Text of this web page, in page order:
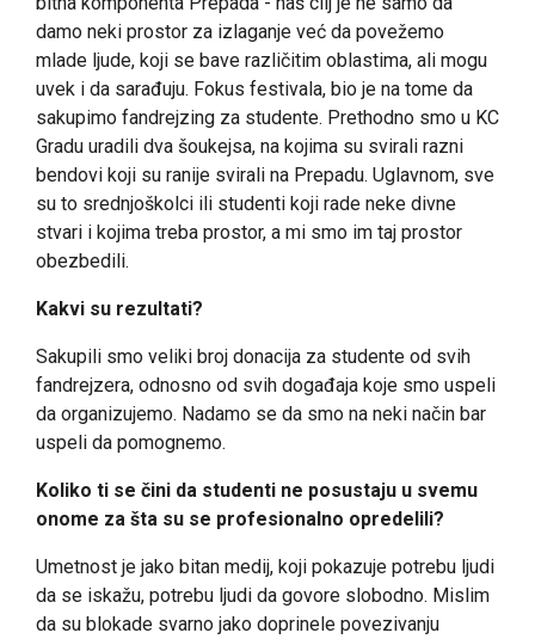
damo neki prostor za izlaganje već da povežemo
mlade ljude, koji se bave različitim oblastima, ali mogu
uvek i da sarađuju. Fokus festivala, bio je na tome da
sakupimo fandrejzing za studente. Prethodno smo u KC
Gradu uradili dva šoukejsa, na kojima su svirali razni
bendovi koji su ranije svirali na Prepadu. Uglavnom, sve
su to srednjoškolci ili studenti koji rade neke divne
stvari i kojima treba prostor, a mi smo im taj prostor
obezbedili.
Kakvi su rezultati?
Sakupili smo veliki broj donacija za studente od svih
fandrejzera, odnosno od svih događaja koje smo uspeli
da organizujemo. Nadamo se da smo na neki način bar
uspeli da pomognemo.
Koliko ti se čini da studenti ne posustaju u svemu
onome za šta su se profesionalno opredelili?
Umetnost je jako bitan medij, koji pokazuje potrebu ljudi
da se iskažu, potrebu ljudi da govore slobodno. Mislim
da su blokade svarno jako doprinele povezivanju